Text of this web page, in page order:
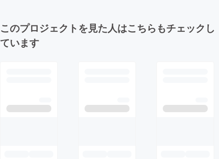
このプロジェクトを見た人はこちらもチェックし
ています